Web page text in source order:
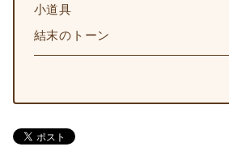
小道具
結末のトーン